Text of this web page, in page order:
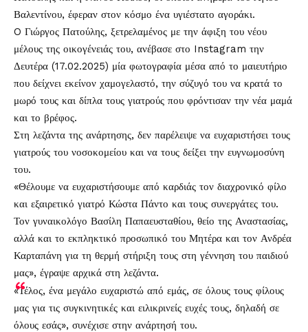
Βαλεντίνου, έφεραν στον κόσμο ένα υγιέστατο αγοράκι.
O Γιώργος Πατούλης, ξετρελαμένος με την άφιξη του νέου
μέλους της οικογένειάς του, ανέβασε στο Instagram την
Δευτέρα (17.02.2025) μία φωτογραφία μέσα από το μαιευτήριο
που δείχνει εκείνον χαμογελαστό, την σύζυγό του να κρατά το
μωρό τους και δίπλα τους γιατρούς που φρόντισαν την νέα μαμά
και το βρέφος.
Στη λεζάντα της ανάρτησης, δεν παρέλειψε να ευχαριστήσει τους
γιατρούς του νοσοκομείου και να τους δείξει την ευγνωμοσύνη
του.
«Θέλουμε να ευχαριστήσουμε από καρδιάς τον διαχρονικό φίλο
και εξαιρετικό γιατρό Κώστα Πάντο και τους συνεργάτες του.
Τον γυναικολόγο Βασίλη Παπαευσταθίου, θείο της Αναστασίας,
αλλά και το εκπληκτικό προσωπικό του Μητέρα και τον Ανδρέα
Καρταπάνη για τη θερμή στήριξη τους στη γέννηση του παιδιού
μας», έγραψε αρχικά στη λεζάντα.
«Τέλος, ένα μεγάλο ευχαριστώ από εμάς, σε όλους τους φίλους
μας για τις συγκινητικές και ειλικρινείς ευχές τους, δηλαδή σε
όλους εσάς», συνέχισε στην ανάρτησή του.